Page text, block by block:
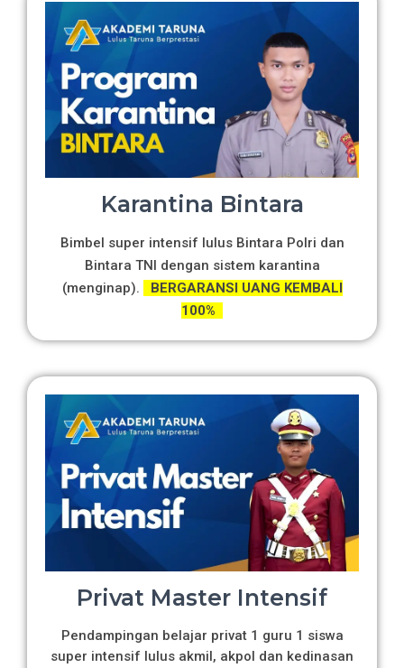
Karantina Bintara
Bimbel super intensif lulus Bintara Polri dan
Bintara TNI dengan sistem karantina
(menginap).
BERGARANSI UANG KEMBALI
100%
Privat Master Intensif
Pendampingan belajar privat 1 guru 1 siswa
super intensif lulus akmil, akpol dan kedinasan